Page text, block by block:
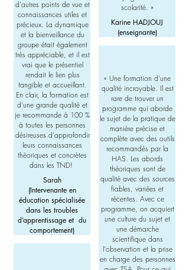
d'autres points de vue et
connaissances utiles et
précieux. La dynamique
et la bienveillance du
groupe était également
très appréciable, et il est
vrai que le présentiel
rendait le lien plus
tangible et accueillant.
En clair, la formation est
d'une grande qualité et
je recommande à 100 %
à toutes les personnes
désireuses d'approfondir
leurs connaissances
théoriques et concrètes
dans les TND!
Sarah
(Intervenante en
éducation spécialisée
dans les troubles
d’apprentissage et du
comportement)
scolarité. »
Karine HADJOUJ
(enseignante)
« Une formation d'une
qualité incroyable. Il est
rare de trouver un
programme qui aborde
le sujet de la pratique de
manière précise et
complète avec des outils
recommandés par la
HAS. Les abords
théoriques sont de
qualité avec des sources
fiables, variées et
récentes. Avec ce
programme, on acquiert
une culture du sujet et
une démarche
scientifique dans
l'observation et la prise
en charge des personnes